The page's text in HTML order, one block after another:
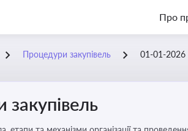
Про
Процедури закупівель 01-01-2026